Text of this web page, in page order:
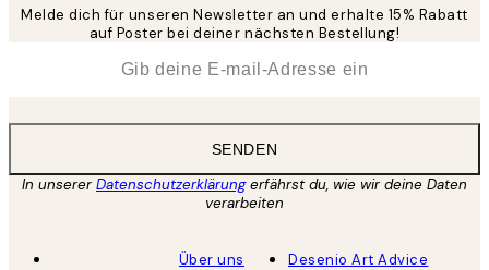
Melde dich für unseren Newsletter an und erhalte 15% Rabatt
auf Poster bei deiner nächsten Bestellung!
SENDEN
In unsererDatenschutzerklärungerfährst du, wie wir deine Daten
verarbeiten
Über uns
Desenio Art Advice